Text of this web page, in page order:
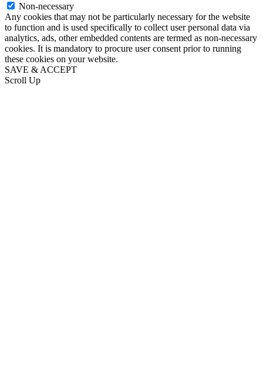
Non-necessary
Any cookies that may not be particularly necessary for the website
to function and is used specifically to collect user personal data via
analytics, ads, other embedded contents are termed as non-necessary
cookies. It is mandatory to procure user consent prior to running
these cookies on your website.
SAVE & ACCEPT
Scroll Up